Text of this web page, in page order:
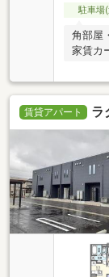
駐車場
角部屋
家賃カ
賃貸アパート ラ